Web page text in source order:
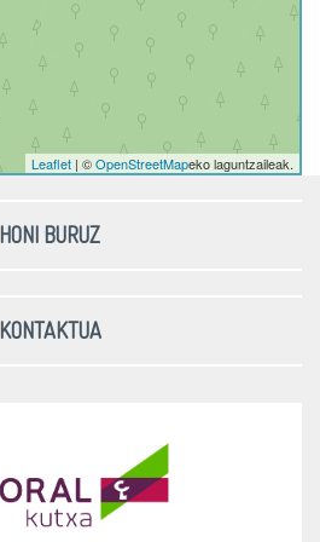
Leaflet | ©OpenStreetMapeko laguntzaileak.
HONI BURUZ
KONTAKTUA